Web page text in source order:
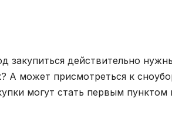
закупиться действительно
А может присмотреться к
могут стать первым пунктом